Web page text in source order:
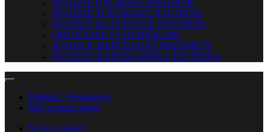
POUŽITÉ DYCHOVÉ NÁSTROJE
POUŽITÉ SLÁČIKOVÉ NÁSTROJE
POUŽITÉ KLÁVESOVÉ NÁSTROJE
OBLEČENIE S CHYBIČKAMI
B-STOCK DARČEKOVÉ PREDMETY
POUŽITÁ KANCELÁRSKA TECHNIKA
Prihlásiť / Registrovať
Môj zoznam želaní
Servis a opravy